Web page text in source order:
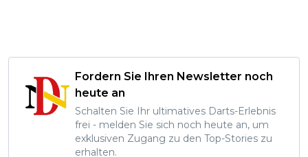
Fordern Sie Ihren Newsletter noch
heute an
Schalten Sie Ihr ultimatives Darts-Erlebnis
frei - melden Sie sich noch heute an, um
exklusiven Zugang zu den Top-Stories zu
erhalten.